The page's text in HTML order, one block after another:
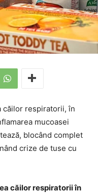
căilor respiratorii, în
mucoasei
blocând complet
crize de tuse cu
căilor respiratorii în